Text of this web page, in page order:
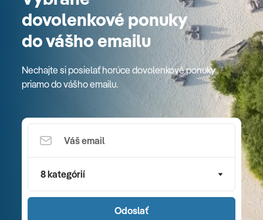
dovolenkové ponuky
do vášho emailu
Nechajte si posielať horúce dovolenkové ponuky
priamo do vášho emailu.
8 kategórií
Odoslať